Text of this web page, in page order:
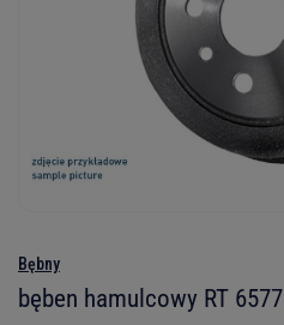
Bębny
bęben hamulcowy RT 6577